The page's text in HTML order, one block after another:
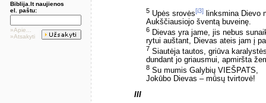
Biblija.lt naujienos
el. paštu:
»Apie...
»Atsakyti
5 Upės srovės[i3] linksmina Dievo
Aukščiausiojo šventą buveinę.
6 Dievas yra jame, jis nebus
rytui auštant, Dievas ateis jam į
7 Siautėja tautos, griūva
dundant jo griausmui, apmiršta
8 Su mumis Galybių VIEŠPATS,
Jokūbo Dievas – mūsų tvirtovė!
III